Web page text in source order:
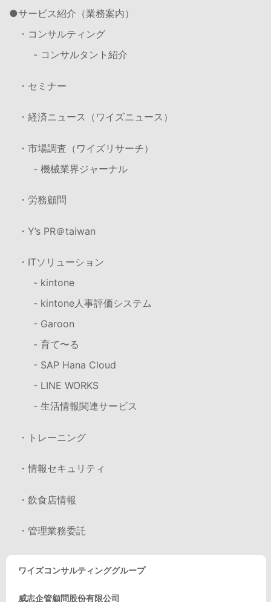
サービス紹介（業務案内）
・コンサルティング
- コンサルタント紹介
・セミナー
・経済ニュース（ワイズニュース）
・市場調査（ワイズリサーチ）
- 機械業界ジャーナル
・労務顧問
・Y’s PR＠taiwan
・ITソリューション
- kintone
- kintone人事評価システム
- Garoon
- 育て〜る
- SAP Hana Cloud
- LINE WORKS
- 生活情報関連サービス
・トレーニング
・情報セキュリティ
・飲食店情報
・管理業務委託
ワイズコンサルティンググループ
威志企管顧問股份有限公司